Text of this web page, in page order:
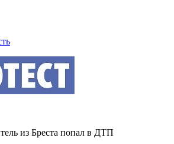
из Бреста попал в ДТП